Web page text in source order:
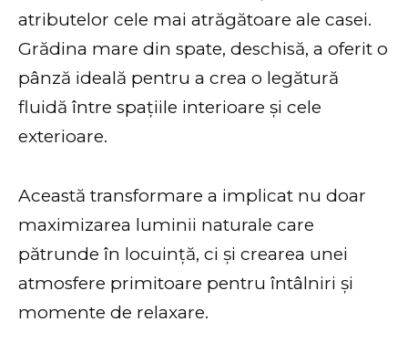
atributelor cele mai atrăgătoare ale casei.
Grădina mare din spate, deschisă, a oferit o
pânză ideală pentru a crea o legătură
fluidă între spațiile interioare și cele
exterioare.
Această transformare a implicat nu doar
maximizarea luminii naturale care
pătrunde în locuință, ci și crearea unei
atmosfere primitoare pentru întâlniri și
momente de relaxare.